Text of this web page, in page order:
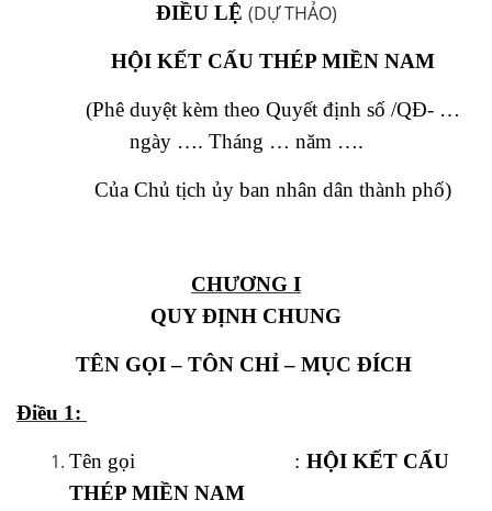
ĐIỀU LỆ (DỰ THẢO)
HỘI KẾT CẤU THÉP MIỀN NAM
(Phê duyệt kèm theo Quyết định số /QĐ- …
ngày …. Tháng … năm ….
Của Chủ tịch ủy ban nhân dân thành phố)
CHƯƠNG I
QUY ĐỊNH CHUNG
TÊN GỌI – TÔN CHỈ – MỤC ĐÍCH
Điều 1:
Tên gọi : HỘI KẾT CẤU
THÉP MIỀN NAM